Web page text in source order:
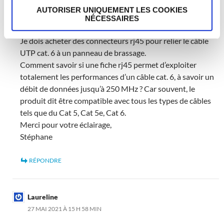
AUTORISER UNIQUEMENT LES COOKIES
NÉCESSAIRES
25 MAI 2021 À 14 H 30 MIN
Bonjour,
Je dois acheter des connecteurs rj45 pour relier le câble
UTP cat. 6 à un panneau de brassage.
Comment savoir si une fiche rj45 permet d’exploiter
totalement les performances d’un câble cat. 6, à savoir un
débit de données jusqu’à 250 MHz ? Car souvent, le
produit dit être compatible avec tous les types de câbles
tels que du Cat 5, Cat 5e, Cat 6.
Merci pour votre éclairage,
Stéphane
RÉPONDRE
Laureline
27 MAI 2021 À 15 H 58 MIN